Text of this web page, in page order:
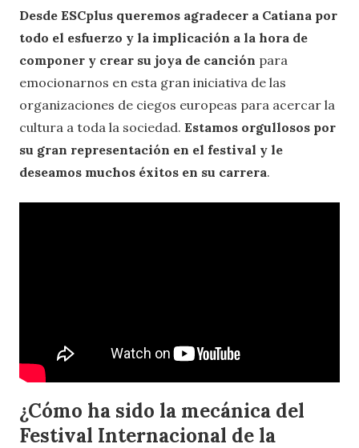
Desde ESCplus queremos agradecer a Catiana por
todo el esfuerzo y la implicación a la hora de
componer y crear su joya de canción para
emocionarnos en esta gran iniciativa de las
organizaciones de ciegos europeas para acercar la
cultura a toda la sociedad. Estamos orgullosos por
su gran representación en el festival y le
deseamos muchos éxitos en su carrera.
¿Cómo ha sido la mecánica del
Festival Internacional de la